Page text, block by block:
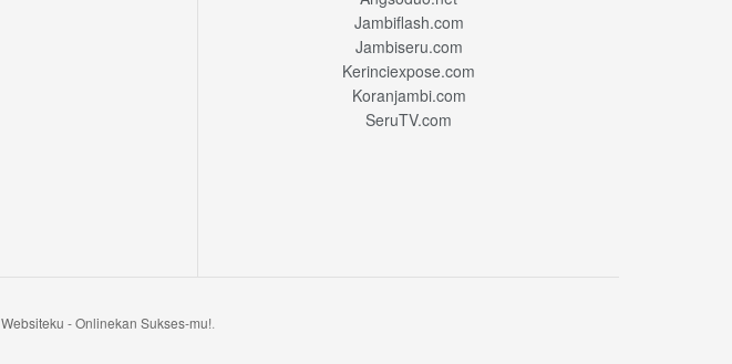
Jambiflash.com
Jambiseru.com
Kerinciexpose.com
Koranjambi.com
SeruTV.com
Websiteku - Onlinekan Sukses-mu!